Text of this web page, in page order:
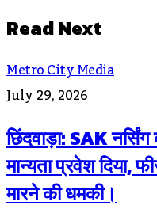
Read Next
Metro City Media
July 29, 2026
छिंदवाड़ा: SAK
मान्यता प्रवेश दिया,
मारने की धमकी।